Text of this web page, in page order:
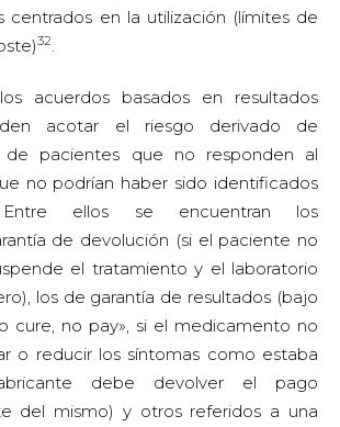
centrados en la utilización (límites de
32
acuerdos basados en resultados
acotar el riesgo derivado de
de pacientes que no responden al
no podrían haber sido identificados
Entre ellos se encuentran los
de devolución (si el paciente no
el tratamiento y el laboratorio
los de garantía de resultados (bajo
cure, no pay», si el medicamento no
o reducir los síntomas como estaba
debe devolver el pago
del mismo) y otros referidos a una